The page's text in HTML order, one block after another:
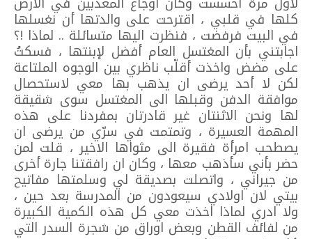
كلها في قلبي ، اقترحت على والدتها أن نغسلها
في البيت فرفضت ، فنظرت اليها متسائلة .. لماذا !؟
اجابتني بأن المغتسل العام أفضل لإبنتها ، فسكتُ
على مضض واخذت أقلّب ناظري بين الوجوه الملتاعة
لكن لا أحد يرضى ان يذهب بها معي لاستحصال
موافقة الدفن وقبلها الى المغتسل سوى شقيقة
لها ونحن الاثنتان غير قادرتان بمفردنا على هذه
المهمة العسيرة ، وتمتمت في سرّي من يرضى ان
يصطحب امرأة فقيرة الى مثواها الاخير ، قلت لمن
حضر بأني سأذهب معها ، وكان ان رافقتنا جارة أخرى
من جيراني ، واتصلت بصديقة لي وسلمتها مفاتيح
بيتي لان اولادي سيعودون من المدرسة بعد حين ،
ولا ادري لماذا اخذت معي كل هذه الكمية الكبيرة
من لفائف القطن وبعض اوراق من شجرة السدر التي